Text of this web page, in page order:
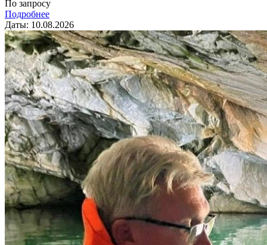
По запросу
Подробнее
Даты: 10.08.2026